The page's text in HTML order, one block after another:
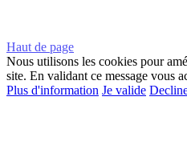
Haut de page
Nous utilisons les cookies pour
site. En validant ce message vous
Plus d'information Je valide